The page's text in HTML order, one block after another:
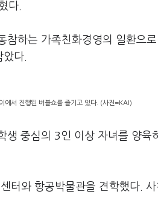
다.
하는 가족친화경영의 일환으
다.
에서 진행된 버블쇼를 즐기고 있다. (사진=KAI)
생 중심의 3인 이상 자녀를 양육
터와 항공박물관을 견학했다.